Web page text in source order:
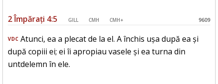
2 Împărați 4:5 GILL CMH CMH+ 9609
VDC Atunci, ea a plecat de la el. A închis ușa după ea și
după copiii ei; ei îi apropiau vasele și ea turna din
untdelemn în ele.